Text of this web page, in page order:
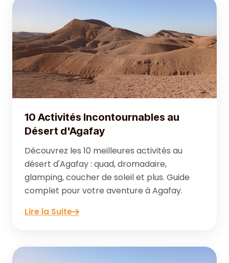
10 Activités Incontournables au
Désert d'Agafay
Découvrez les 10 meilleures activités au
désert d'Agafay : quad, dromadaire,
glamping, coucher de soleil et plus. Guide
complet pour votre aventure à Agafay.
Lire la Suite